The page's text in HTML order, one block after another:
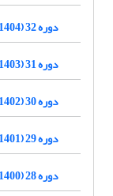
دوره 32 (1404)
دوره 31 (1403)
دوره 30 (1402)
دوره 29 (1401)
دوره 28 (1400)